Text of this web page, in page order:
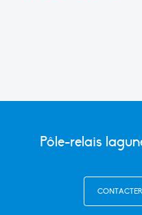
Pôle-relais